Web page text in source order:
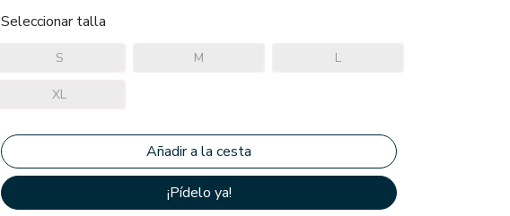
Seleccionar talla
S M L
XL
¡Pídelo ya!